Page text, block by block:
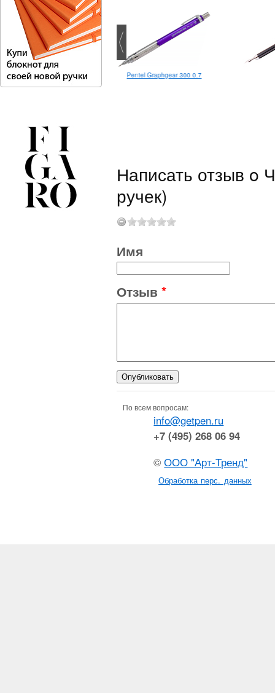
Classic Sport шариковая Pentel Graphgear 300 0.7
Написать отзыв o
ручек)
Имя
Отзыв *
По всем вопросам:
info@getpen.ru
+7 (495) 268 06 94
©ООО "Арт-Тренд"
Обработка перс. данных